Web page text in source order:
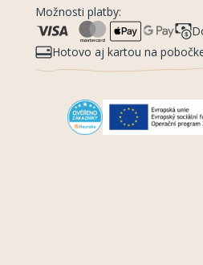
Možnosti platby:
Hotovo aj kartou na